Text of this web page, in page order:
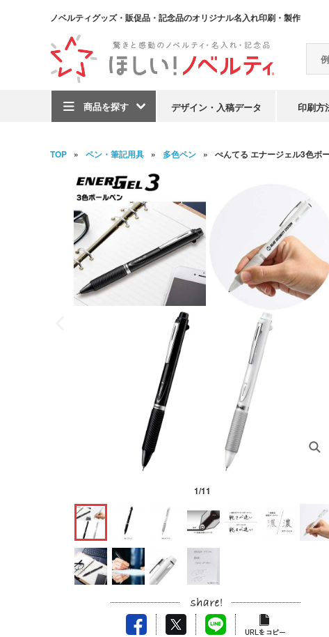
ノベルティグッズ・販促品・記念品のオリジナル名入れ印刷・製作
商品を探す デザイン・入稿データ 印刷方
TOP ペン・筆記用具 多色ペン ぺんてる エナージェル3色ボ
1/11